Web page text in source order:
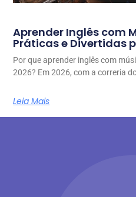
Aprender Inglês com
Práticas e Divertidas
Por que aprender inglês com
2026? Em 2026, com a correria
Leia Mais